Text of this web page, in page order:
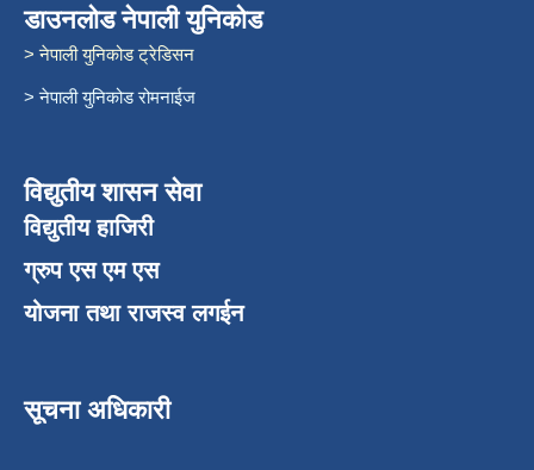
डाउनलोड नेपाली युनिकोड
> नेपाली युनिकोड ट्रेडिसन
> नेपाली युनिकोड रोमनाईज
विद्युतीय शासन सेवा
विद्युतीय हाजिरी
ग्रुप एस एम एस
योजना तथा राजस्व लगईन
सूचना अधिकारी